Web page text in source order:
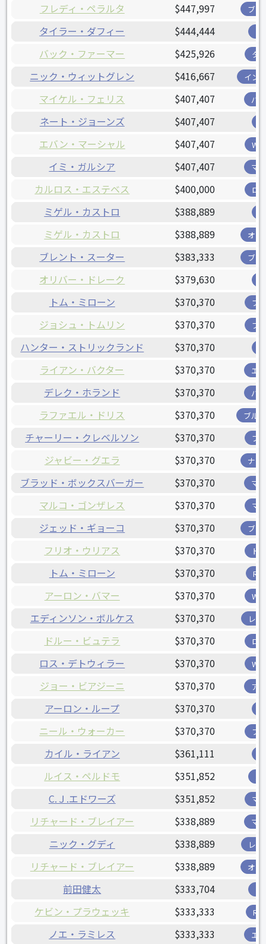
フレディ・ペラルタ $447,997 ブリ
タイラー・ダフィー $444,444
バック・ファーマー $425,926 タ
ニック・ウィットグレン $416,667 イン
マイケル・フェリス $407,407 パ
ネート・ジョーンズ $407,407
エバン・マーシャル $407,407 W
イミ・ガルシア $407,407 マ
カルロス・エステベス $400,000 ロ
ミゲル・カストロ $388,889
ミゲル・カストロ $388,889 オリ
ブレント・スーター $383,333 ブリ
オリバー・ドレーク $379,630
トム・ミローン $370,370 ブ
ジョシュ・トムリン $370,370 ブ
ハンター・ストリックランド $370,370
ライアン・バクター $370,370 エ
デレク・ホランド $370,370 パ
ラファエル・ドリス $370,370 ブル
チャーリー・クレベルソン $370,370 ブ
ジャビー・グエラ $370,370 ナシ
ブラッド・ボックスバーガー $370,370 マ
マルコ・ゴンザレス $370,370 マ
ジェッド・ギョーコ $370,370 ブリ
フリオ・ウリアス $370,370 ド
トム・ミローン $370,370 R
アーロン・バマー $370,370 W
エディンソン・ボルケス $370,370 レ
ドルー・ビュテラ $370,370 ロ
ロス・デトウィラー $370,370 W
ジョー・ビアジーニ $370,370 ア
アーロン・ループ $370,370
ニール・ウォーカー $370,370 フ
カイル・ライアン $361,111
ルイス・ペルドモ $351,852
C.Ｊ.エドワーズ $351,852 マ
リチャード・ブレイアー $338,889 マ
ニック・グディ $338,889 レ
リチャード・ブレイアー $338,889 オリ
前田健太 $333,704
ケビン・プラウェッキ $333,333 R
ノエ・ラミレス $333,333 エ